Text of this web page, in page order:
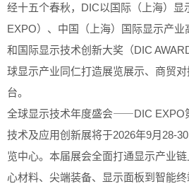
经十五个春秋，DIC以国际（上海）显
EXPO）、中国（上海）国际显示产业
和国际显示技术创新大奖（DIC
球显示产业同仁打造展览展示、商贸
台。
全球显示技术年度盛会⸺DIC EXPO
技术及应用创新展将于2026年9月28-
览中心。本届展会全面打通显示产业
心材料、尖端装备、显示面板到智能